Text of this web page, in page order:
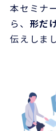
本セミナ
ら、 形だ
伝えしま